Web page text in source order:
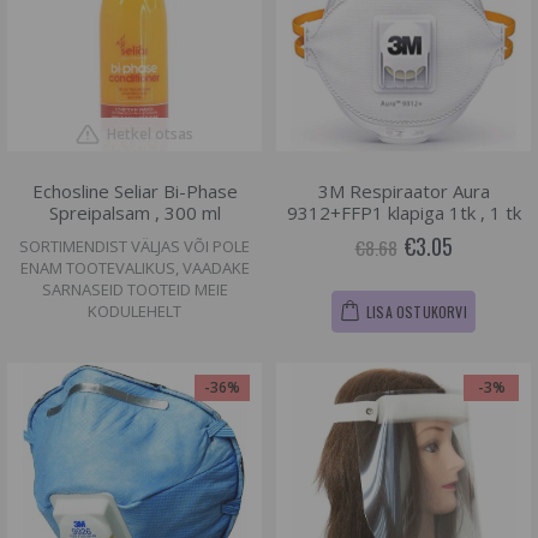
Hetkel otsas
Echosline Seliar Bi-Phase
Spreipalsam , 300 ml
SORTIMENDIST VÄLJAS VÕI POLE
ENAM TOOTEVALIKUS, VAADAKE
SARNASEID TOOTEID MEIE
KODULEHELT
3M Respiraator Aura
9312+FFP1 klapiga 1tk , 1 tk
€8.68 €3.05
LISA OSTUKORVI
-36% -3%